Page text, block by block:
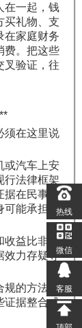
在一起，钱
买礼物、支
在家庭财务
费。把这些
叉验证，往
须在这里说
或汽车上安
行法律框架
据在民事诉
可能承担法
收益比非常
力存疑导
规的方法获
证据整合成
热线
微信
客服